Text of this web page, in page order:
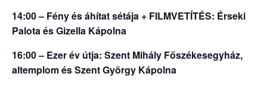
14:00 – Fény és áhítat sétája + FILMVETÍTÉS: Érseki
Palota és Gizella Kápolna
16:00 – Ezer év útja: Szent Mihály Főszékesegyház,
altemplom és Szent György Kápolna